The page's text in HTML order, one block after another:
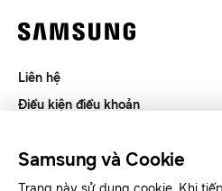
Liên hệ
Điều kiện điều khoản
SAMSUNG.COM
Samsung và Cookie